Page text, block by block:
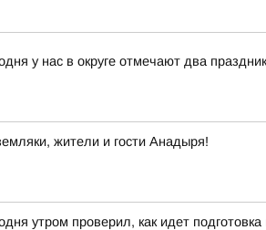
у нас в округе отмечают два
жители и гости Анадыря!
утром проверил, как идет